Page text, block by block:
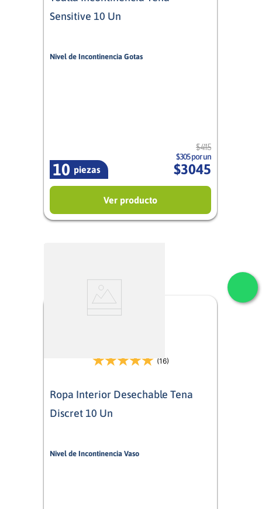
Sensitive 10 Un
Nivel de Incontinencia Gotas
piezas
10
$4115
$305 por un
$3045
Ver producto
(16)
Ropa Interior Desechable Tena
Discret 10 Un
Nivel de Incontinencia Vaso